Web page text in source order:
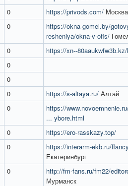
0 https://privods.com/ Москва
0
https://okna-gomel.by/
resheniya/okna-v-ofis/
0
https://xn--
0
0
0 https://s-altaya.ru/ Алтай​
0
https://
... ybore.html
0
https://ero-rasskazy.top/
0
https://interarm-ekb.ru/
Екатеринбург
0
http://fm-fans.ru/fm22/
Мурманск